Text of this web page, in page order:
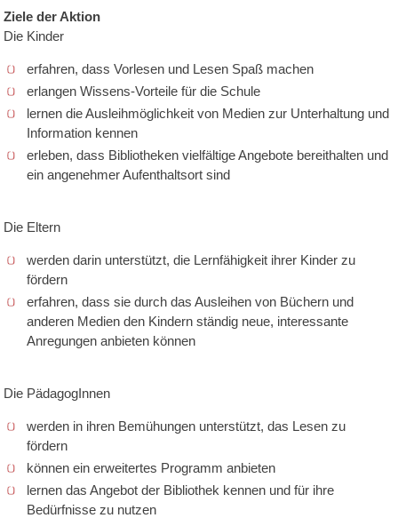
Ziele der Aktion
Die Kinder
erfahren, dass Vorlesen und Lesen Spaß machen
erlangen Wissens-Vorteile für die Schule
lernen die Ausleihmöglichkeit von Medien zur Unterhaltung und
Information kennen
erleben, dass Bibliotheken vielfältige Angebote bereithalten und
ein angenehmer Aufenthaltsort sind
Die Eltern
werden darin unterstützt, die Lernfähigkeit ihrer Kinder zu
fördern
erfahren, dass sie durch das Ausleihen von Büchern und
anderen Medien den Kindern ständig neue, interessante
Anregungen anbieten können
Die PädagogInnen
werden in ihren Bemühungen unterstützt, das Lesen zu
fördern
können ein erweitertes Programm anbieten
lernen das Angebot der Bibliothek kennen und für ihre
Bedürfnisse zu nutzen